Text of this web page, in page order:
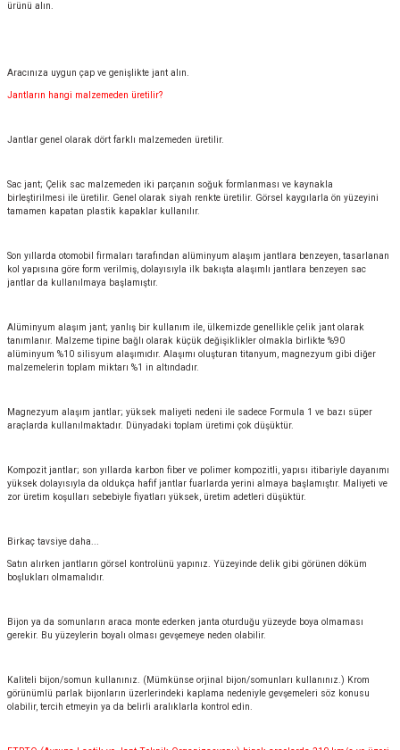
ürünü alın.
Aracınıza uygun çap ve genişlikte jant alın.
Jantların hangi malzemeden üretilir?
Jantlar genel olarak dört farklı malzemeden üretilir.
Sac jant; Çelik sac malzemeden iki parçanın soğuk formlanması ve kaynakla
birleştirilmesi ile üretilir. Genel olarak siyah renkte üretilir. Görsel kaygılarla ön yüzeyini
tamamen kapatan plastik kapaklar kullanılır.
Son yıllarda otomobil firmaları tarafından alüminyum alaşım jantlara benzeyen, tasarlanan
kol yapısına göre form verilmiş, dolayısıyla ilk bakışta alaşımlı jantlara benzeyen sac
jantlar da kullanılmaya başlamıştır.
Alüminyum alaşım jant; yanlış bir kullanım ile, ülkemizde genellikle çelik jant olarak
tanımlanır. Malzeme tipine bağlı olarak küçük değişiklikler olmakla birlikte %90
alüminyum %10 silisyum alaşımıdır. Alaşımı oluşturan titanyum, magnezyum gibi diğer
malzemelerin toplam miktarı %1 in altındadır.
Magnezyum alaşım jantlar; yüksek maliyeti nedeni ile sadece Formula 1 ve bazı süper
araçlarda kullanılmaktadır. Dünyadaki toplam üretimi çok düşüktür.
Kompozit jantlar; son yıllarda karbon fiber ve polimer kompozitli, yapısı itibariyle dayanımı
yüksek dolayısıyla da oldukça hafif jantlar fuarlarda yerini almaya başlamıştır. Maliyeti ve
zor üretim koşulları sebebiyle fiyatları yüksek, üretim adetleri düşüktür.
Birkaç tavsiye daha...
Satın alırken jantların görsel kontrolünü yapınız. Yüzeyinde delik gibi görünen döküm
boşlukları olmamalıdır.
Bijon ya da somunların araca monte ederken janta oturduğu yüzeyde boya olmaması
gerekir. Bu yüzeylerin boyalı olması gevşemeye neden olabilir.
Kaliteli bijon/somun kullanınız. (Mümkünse orjinal bijon/somunları kullanınız.) Krom
görünümlü parlak bijonların üzerlerindeki kaplama nedeniyle gevşemeleri söz konusu
olabilir, tercih etmeyin ya da belirli aralıklarla kontrol edin.